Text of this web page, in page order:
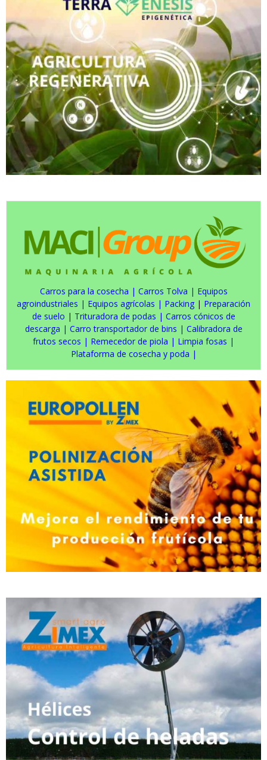
Carros para la cosecha | Carros Tolva | Equipos
agroindustriales | Equipos agrícolas | Packing | Preparación
de suelo | Trituradora de podas | Carros cónicos de
descarga | Carro transportador de bins | Calibradora de
frutos secos | Remecedor de piola | Limpia fosas |
Plataforma de cosecha y poda |